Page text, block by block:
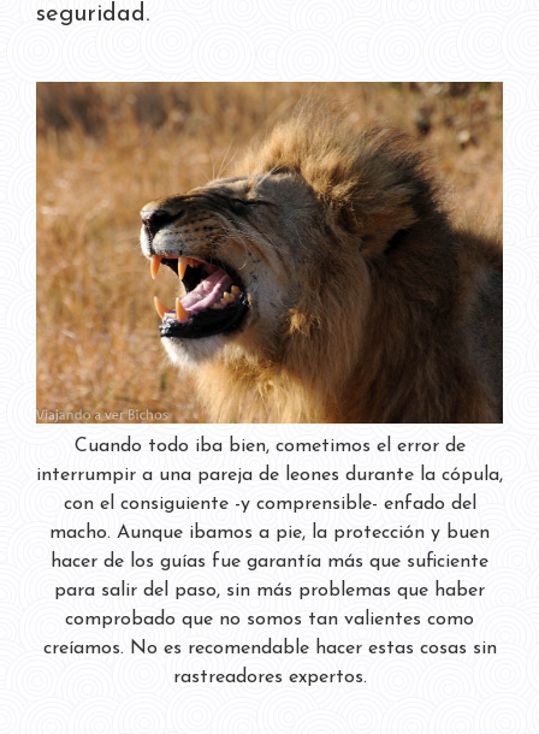
seguridad.
Cuando todo iba bien, cometimos el error de
interrumpir a una pareja de leones durante la cópula,
con el consiguiente -y comprensible- enfado del
macho. Aunque ibamos a pie, la protección y buen
hacer de los guías fue garantía más que suficiente
para salir del paso, sin más problemas que haber
comprobado que no somos tan valientes como
creíamos. No es recomendable hacer estas cosas sin
rastreadores expertos.